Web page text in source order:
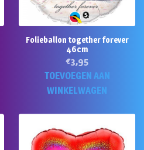
Folieballon together forever
46cm
€3,95
TOEVOEGEN AAN
WINKELWAGEN